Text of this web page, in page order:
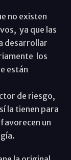
no existen
ya que las
desarrollar
los
están
de riesgo,
la tienen para
un